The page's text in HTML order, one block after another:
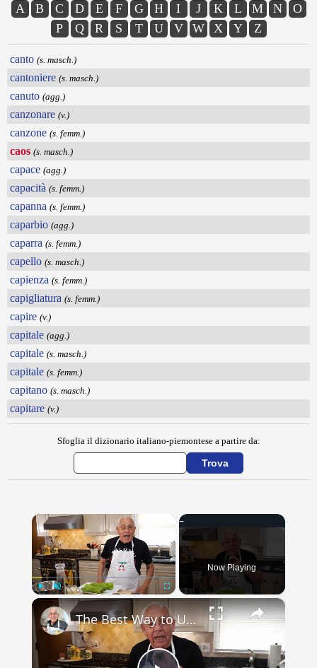
A B C D E F G H I J K L M N
O
P
Q R S T U V W X Y Z
canto (s. masch.)
cantoniere (s. masch.)
canuto (agg.)
canzonare (v.)
canzone (s. femm.)
caos (s. masch.)
capace (agg.)
capacità (s. femm.)
capanna (s. femm.)
caparbio (agg.)
caparra (s. femm.)
capello (s. masch.)
capienza (s. femm.)
capigliatura (s. femm.)
capire (v.)
capitale (agg.)
capitale (s. masch.)
capitale (s. femm.)
capitano (s. masch.)
capitare (v.)
Sfoglia il dizionario italiano-piemontese a partire da:
Unmute
Now Playing
×
The Best Way to Use Italian Frying Peppers